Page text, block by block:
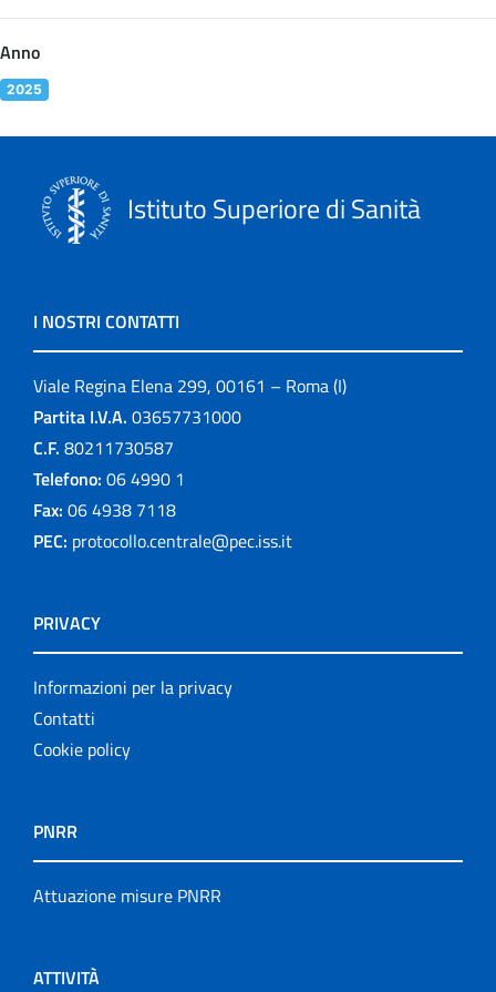
Anno
2025
Istituto Superiore di Sanità
I NOSTRI CONTATTI
Viale Regina Elena 299, 00161 – Roma (I)
Partita I.V.A. 03657731000
C.F. 80211730587
Telefono: 06 4990 1
Fax: 06 4938 7118
PEC: protocollo.centrale@pec.iss.it
PRIVACY
Informazioni per la privacy
Contatti
Cookie policy
PNRR
Attuazione misure PNRR
ATTIVITÀ